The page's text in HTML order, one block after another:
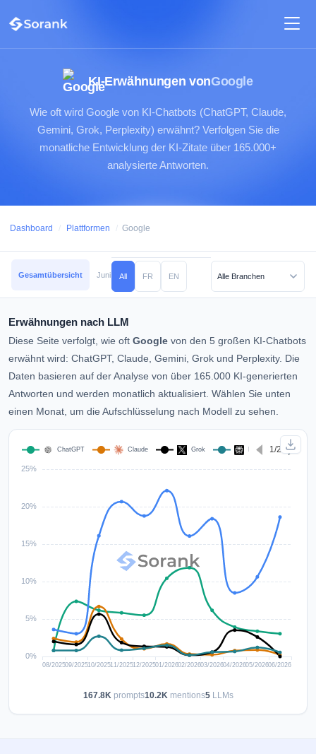
KI-Erwähnungen vonGoogle
Wie oft wird Google von KI-Chatbots (ChatGPT, Claude,
Gemini, Grok, Perplexity) erwähnt? Verfolgen Sie die
monatliche Entwicklung der KI-Zitate über 165.000+
analysierte Antworten.
Dashboard / Plattformen / Google
Gesamtübersicht Juni 2026 Mai 2026 April 2026 März 2026
All FR EN
Erwähnungen nach LLM
Diese Seite verfolgt, wie oft Google von den 5 großen KI-Chatbots
erwähnt wird: ChatGPT, Claude, Gemini, Grok und Perplexity. Die
Daten basieren auf der Analyse von über 165.000 KI-generierten
Antworten und werden monatlich aktualisiert. Wählen Sie unten
einen Monat, um die Aufschlüsselung nach Modell zu sehen.
167.8Kprompts10.2Kmentions5LLMs